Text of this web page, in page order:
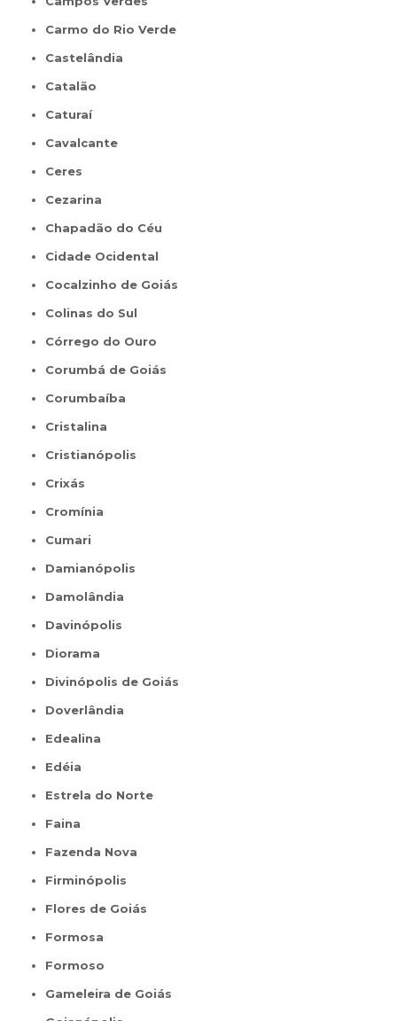
Carmo do Rio Verde
Castelândia
Catalão
Caturaí
Cavalcante
Ceres
Cezarina
Chapadão do Céu
Cidade Ocidental
Cocalzinho de Goiás
Colinas do Sul
Córrego do Ouro
Corumbá de Goiás
Corumbaíba
Cristalina
Cristianópolis
Crixás
Cromínia
Cumari
Damianópolis
Damolândia
Davinópolis
Diorama
Divinópolis de Goiás
Doverlândia
Edealina
Edéia
Estrela do Norte
Faina
Fazenda Nova
Firminópolis
Flores de Goiás
Formosa
Formoso
Gameleira de Goiás